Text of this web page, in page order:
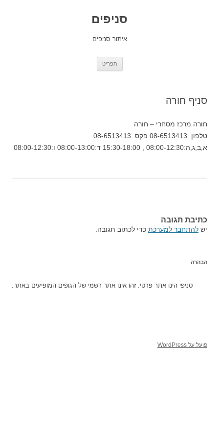
סניפים
איתור סניפים
תפריט
סניף חורה
חורה מרכז מסחרי – חורה
טלפון: 08-6513413 פקס: 08-6513413
א,ב,ג,ה:08:00-12:30 , 15:30-18:00 ד:08:00-13:00 ו:08:00-12:30
כתיבת תגובה
יש להתחבר למערכת כדי לכתוב תגובה.
הבהרה
סניפי הינו אתר פרטי. זהו אינו אתר רשמי של הגופים המופיעים באתר.
פועל על WordPress